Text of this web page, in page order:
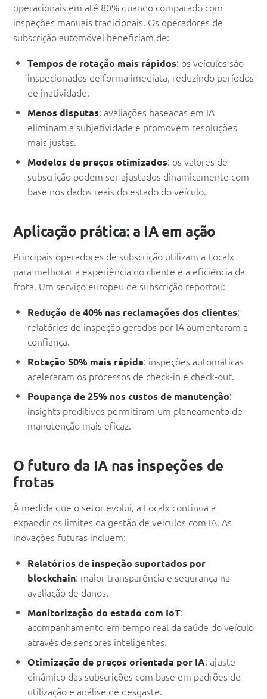
operacionais em até 80% quando comparado com
inspeções manuais tradicionais. Os operadores de
subscrição automóvel beneficiam de:
Tempos de rotação mais rápidos: os veículos são
inspecionados de forma imediata, reduzindo períodos
de inatividade.
Menos disputas: avaliações baseadas em IA
eliminam a subjetividade e promovem resoluções
mais justas.
Modelos de preços otimizados: os valores de
subscrição podem ser ajustados dinamicamente com
base nos dados reais do estado do veículo.
Aplicação prática: a IA em ação
Principais operadores de subscrição utilizam a Focalx
para melhorar a experiência do cliente e a eficiência da
frota. Um serviço europeu de subscrição reportou:
Redução de 40% nas reclamações dos clientes:
relatórios de inspeção gerados por IA aumentaram a
confiança.
Rotação 50% mais rápida: inspeções automáticas
aceleraram os processos de check-in e check-out.
Poupança de 25% nos custos de manutenção:
insights preditivos permitiram um planeamento de
manutenção mais eficaz.
O futuro da IA nas inspeções de
frotas
À medida que o setor evolui, a Focalx continua a
expandir os limites da gestão de veículos com IA. As
inovações futuras incluem:
Relatórios de inspeção suportados por
blockchain: maior transparência e segurança na
avaliação de danos.
Monitorização do estado com IoT:
acompanhamento em tempo real da saúde do veículo
através de sensores inteligentes.
Otimização de preços orientada por IA: ajuste
dinâmico das subscrições com base em padrões de
utilização e análise de desgaste.